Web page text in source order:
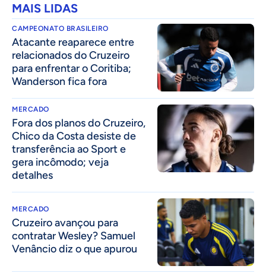
MAIS LIDAS
CAMPEONATO BRASILEIRO
Atacante reaparece entre
relacionados do Cruzeiro
para enfrentar o Coritiba;
Wanderson fica fora
MERCADO
Fora dos planos do Cruzeiro,
Chico da Costa desiste de
transferência ao Sport e
gera incômodo; veja
detalhes
MERCADO
Cruzeiro avançou para
contratar Wesley? Samuel
Venâncio diz o que apurou